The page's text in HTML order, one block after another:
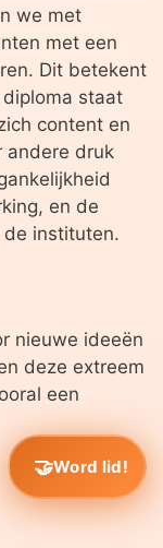
we met
met een
Dit betekent
staat
content en
andere druk
en de
instituten.
nieuwe ideeën
deze extreem
een
Word lid!